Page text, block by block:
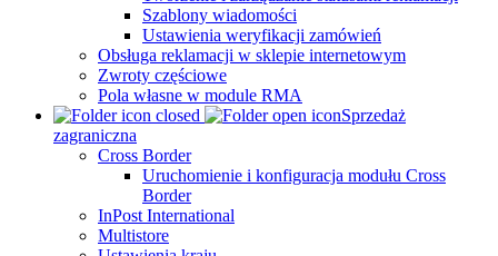
Szablony wiadomości
Ustawienia weryfikacji zamówień
Obsługa reklamacji w sklepie internetowym
Zwroty częściowe
Pola własne w module RMA
Sprzedaż
zagraniczna
Cross Border
Uruchomienie i konfiguracja modułu Cross
Border
InPost International
Multistore